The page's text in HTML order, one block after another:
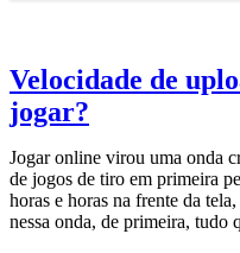
Velocidade de
jogar?
Jogar online virou uma onda
de jogos de tiro em primeira
horas e horas na frente da
nessa onda, de primeira, tudo